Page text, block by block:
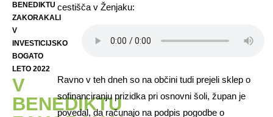
BENEDIKTU
ZAKORAKALI
V
INVESTICIJSKO
BOGATO
LETO 2022
V
BENEDIKTU
cestišča v Ženjaku:
Ravno v teh dneh so na občini tudi prejeli sklep o
sofinanciranju prizidka pri osnovni šoli, župan je
povedal, da računajo na podpis pogodbe o